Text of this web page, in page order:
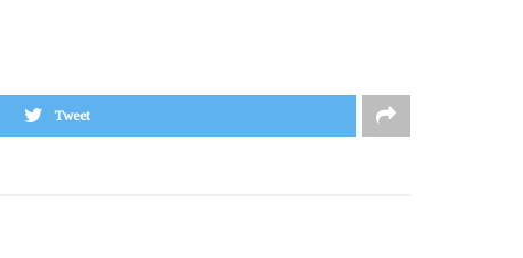
Tweet